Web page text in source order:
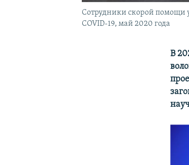
Сотрудники скорой помощи
COVID-19, май 2020 года
В